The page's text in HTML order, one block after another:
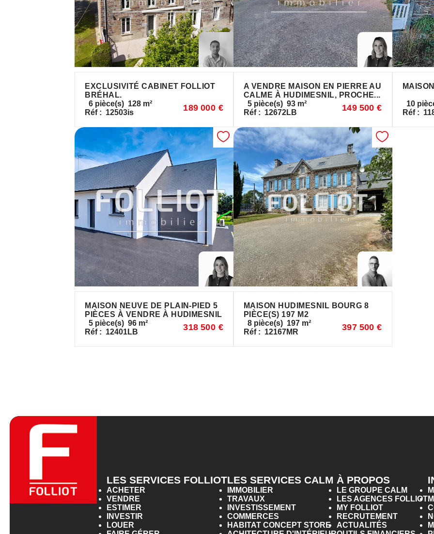
EXCLUSIVITÉ CABINET FOLLIOT
BRÉHAL.
6 pièce(s) 128 m²
Réf : 12503is 189 000 €
A VENDRE MAISON EN PIERRE AU
CALME À HUDIMESNIL, PROCHE...
5 pièce(s) 93 m²
Réf : 12672LB 149 500 € 10
Réf :
MAISON NEUVE DE PLAIN-PIED 5
PIÈCES À VENDRE À HUDIMESNIL
5 pièce(s) 96 m²
Réf : 12401LB 318 500 €
MAISON HUDIMESNIL BOURG 8
PIÈCE(S) 197 M2
8 pièce(s) 197 m²
Réf : 12167MR 397 500 €
LES SERVICES FOLLIOT
ACHETER
VENDRE
ESTIMER
INVESTIR
LOUER
LES SERVICES CALM
IMMOBILIER
TRAVAUX
INVESTISSEMENT
COMMERCES
HABITAT CONCEPT STORE
À PROPOS
LE GROUPE CALM
LES AGENCES FOLLIOT
MY FOLLIOT
RECRUTEMENT
ACTUALITÉS